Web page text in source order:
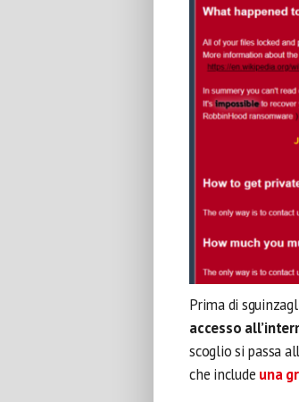
Prima di
accesso
scoglio si passa
che include una